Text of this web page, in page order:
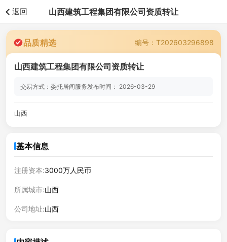
返回 山西建筑工程集团有限公司资质转让
品质精选 编号：T202603296898
山西建筑工程集团有限公司资质转让
交易方式：委托居间服务发布时间： 2026-03-29
山西
基本信息
注册资本:3000万人民币
所属城市:山西
公司地址:山西